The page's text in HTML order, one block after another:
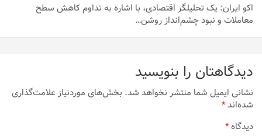
اکو ایران: یک تحلیلگر اقتصادی، با اشاره به تداوم کاهش سطح
معاملات و نبود چشم‌انداز روشن…
دیدگاهتان را بنویسید
نشانی ایمیل شما منتشر نخواهد شد.بخش‌های موردنیاز علامت‌گذاری
شده‌اند*
دیدگاه*